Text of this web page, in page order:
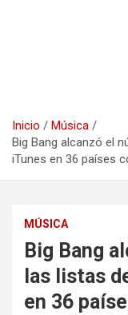
Inicio
Música
Big Bang alcanzó el
iTunes en 36 países
MÚSICA
Big Bang
las listas
en 36